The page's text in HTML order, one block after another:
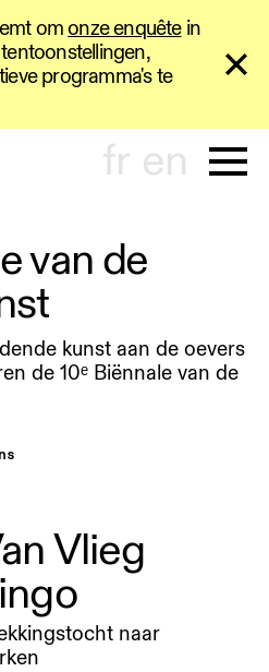
omonze enquêtein
programma's te
fr en
van de
kunst aan de oevers
de 10ᵉ Biënnale van de
Vlieg
naar